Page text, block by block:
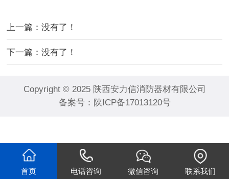
上一篇：没有了！
下一篇：没有了！
Copyright © 2025 陕西安力信消防器材有限公司
备案号： 陕ICP备17013120号
首页 电话咨询 微信咨询 联系我们